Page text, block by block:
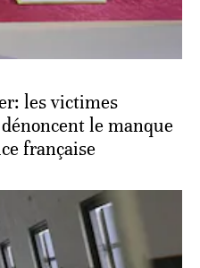
les victimes
le manque
française